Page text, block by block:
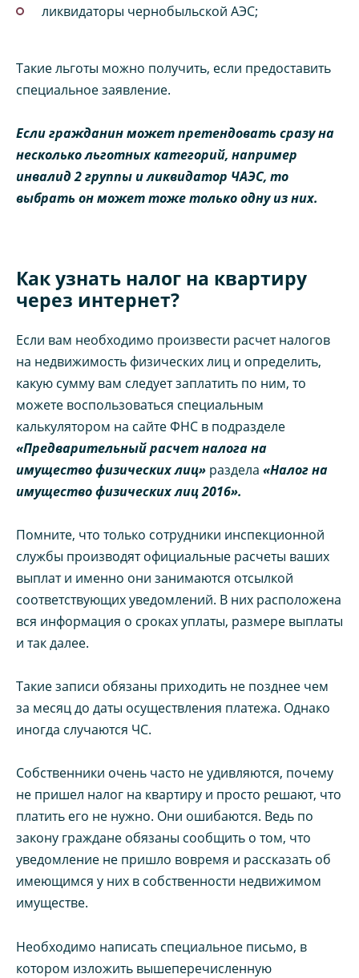
ликвидаторы чернобыльской АЭС;
Такие льготы можно получить, если предоставить
специальное заявление.
Если гражданин может претендовать сразу на
несколько льготных категорий, например
инвалид 2 группы и ликвидатор ЧАЭС, то
выбрать он может тоже только одну из них.
Как узнать налог на квартиру
через интернет?
Если вам необходимо произвести расчет налогов
на недвижимость физических лиц и определить,
какую сумму вам следует заплатить по ним, то
можете воспользоваться специальным
калькулятором на сайте ФНС в подразделе
«Предварительный расчет налога на
имущество физических лиц» раздела «Налог на
имущество физических лиц 2016».
Помните, что только сотрудники инспекционной
службы производят официальные расчеты ваших
выплат и именно они занимаются отсылкой
соответствующих уведомлений. В них расположена
вся информация о сроках уплаты, размере выплаты
и так далее.
Такие записи обязаны приходить не позднее чем
за месяц до даты осуществления платежа. Однако
иногда случаются ЧС.
Собственники очень часто не удивляются, почему
не пришел налог на квартиру и просто решают, что
платить его не нужно. Они ошибаются. Ведь по
закону граждане обязаны сообщить о том, что
уведомление не пришло вовремя и рассказать об
имеющимся у них в собственности недвижимом
имуществе.
Необходимо написать специальное письмо, в
котором изложить вышеперечисленную